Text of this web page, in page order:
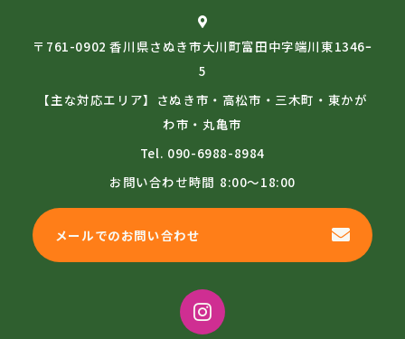
〒761-0902 香川県さぬき市大川町富田中字端川東1346ｰ
5
【主な対応エリア】さぬき市・高松市・三木町・東かが
わ市・丸亀市
Tel. 090-6988-8984
お問い合わせ時間 8:00～18:00
メールでのお問い合わせ